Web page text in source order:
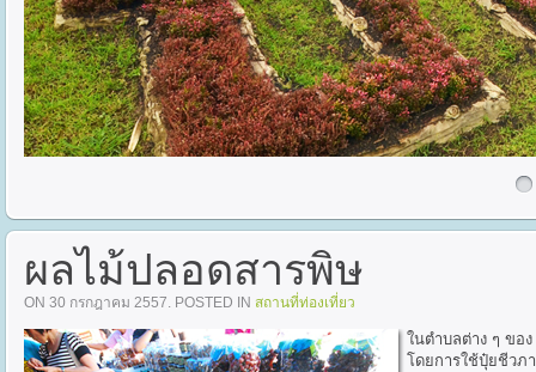
ผลไม้ปลอดสารพิษ
ON 30 กรกฎาคม 2557. POSTED IN สถานที่ท่องเที่ยว
ในตำบลต่าง ๆ ขอ
โดยการใช้ปุ๋ยชีวภ